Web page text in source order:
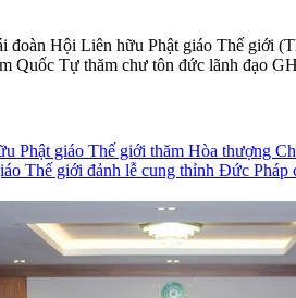
đoàn Hội Liên hữu Phật giáo Thế giới
Quốc Tự thăm chư tôn đức lãnh đạo
Phật giáo Thế giới thăm Hòa thượng
Thế giới đảnh lễ cung thỉnh Đức